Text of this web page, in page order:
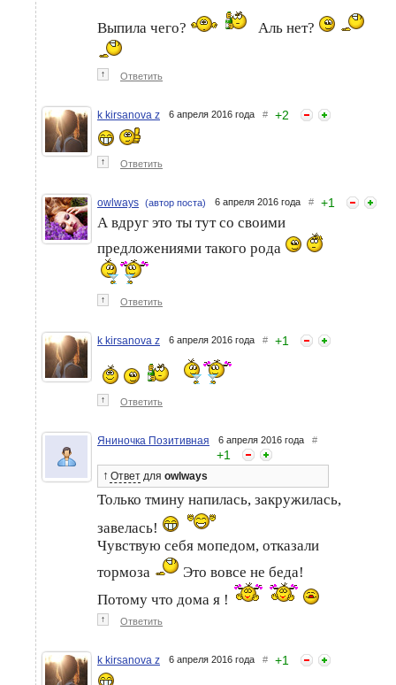
Выпила чего? Аль нет?
↑ Ответить
k kirsanova z 6 апреля 2016 года # +2
↑ Ответить
owlways (автор поста) 6 апреля 2016 года # +1
А вдруг это ты тут со своими
предложениями такого рода
↑ Ответить
k kirsanova z 6 апреля 2016 года # +1
↑ Ответить
Яниночка Позитивная 6 апреля 2016 года #
+1
↑ Ответ для owlways
Только тмину напилась, закружилась,
завелась!
Чувствую себя мопедом, отказали
тормоза
Это вовсе не беда!
Потому что дома я !
↑ Ответить
k kirsanova z 6 апреля 2016 года # +1